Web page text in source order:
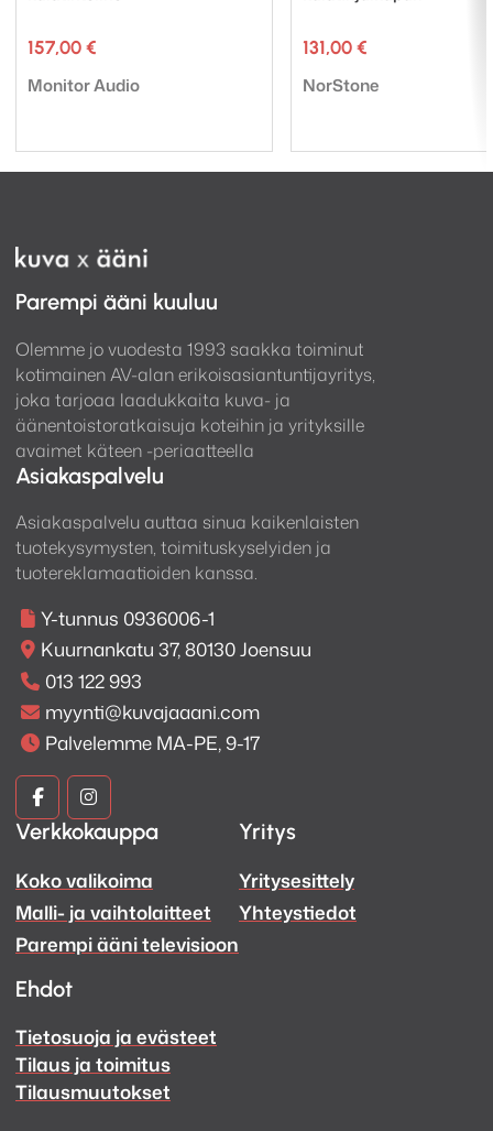
157,00 €
Tuotemerkki:
Monitor Audio
131,00 €
Tuotemerkki:
NorStone
Parempi ääni kuuluu
Olemme jo vuodesta 1993 saakka toiminut
kotimainen AV-alan erikoisasiantuntijayritys,
joka tarjoaa laadukkaita kuva- ja
äänentoistoratkaisuja koteihin ja yrityksille
avaimet käteen -periaatteella
Asiakaspalvelu
Asiakaspalvelu auttaa sinua kaikenlaisten
tuotekysymysten, toimituskyselyiden ja
tuotereklamaatioiden kanssa.
Y-tunnus 0936006-1
Kuurnankatu 37, 80130 Joensuu
013 122 993
myynti@kuvajaaani.com
Palvelemme MA-PE, 9-17
Kuva
ja
Ääni
Facebook
Kuva
ja
Ääni
Instagram
Verkkokauppa
Koko valikoima
Malli- ja vaihtolaitteet
Parempi ääni televisioon
Yritys
Yritysesittely
Yhteystiedot
Ehdot
Tietosuoja ja evästeet
Tilaus ja toimitus
Tilausmuutokset